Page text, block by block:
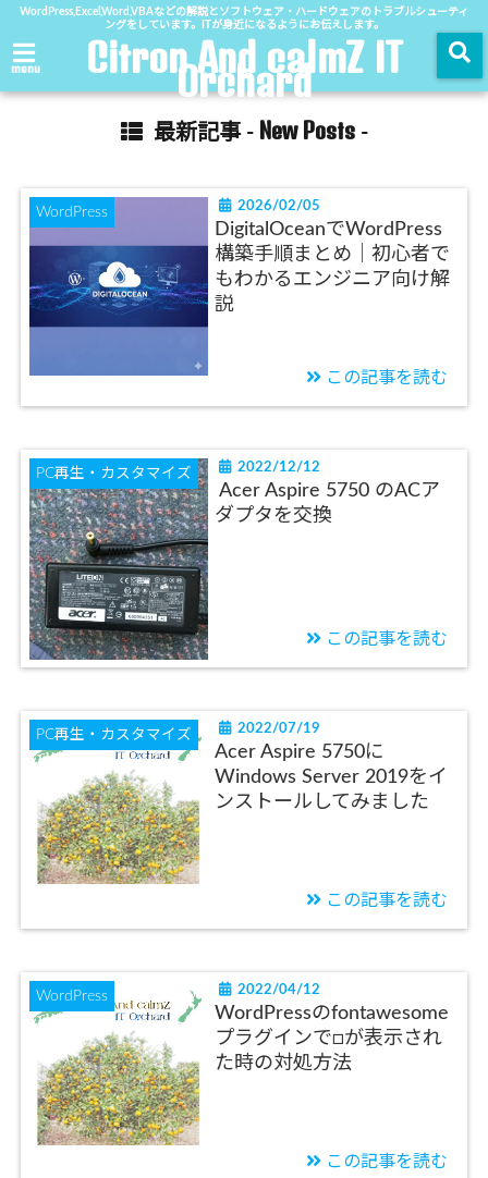
WordPress,Excel,Word,VBAなどの解説とソフトウェア・ハードウェアのトラブルシューティ
ングをしています。ITが身近になるようにお伝えします。
menu Citron And calmZ IT
Orchard
最新記事 - New Posts-
WordPress 2026/02/05
DigitalOceanでWordPress
構築手順まとめ｜初心者で
もわかるエンジニア向け解
説
この記事を読む
PC再生・カスタマイズ 2022/12/12
Acer Aspire 5750 のACア
ダプタを交換
この記事を読む
PC再生・カスタマイズ 2022/07/19
Acer Aspire 5750に
Windows Server 2019をイ
ンストールしてみました
この記事を読む
WordPress 2022/04/12
WordPressのfontawesome
プラグインで□が表示され
た時の対処方法
この記事を読む